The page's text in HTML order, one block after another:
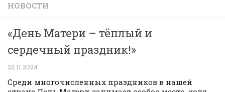
НОВОСТИ
«День Матери – тёплый и
сердечный праздник!»
22.11.2024
Среди многочисленных праздников в нашей